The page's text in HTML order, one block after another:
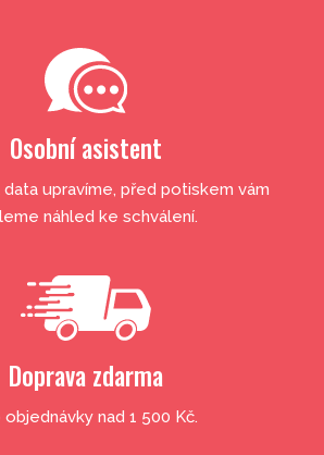
Osobní asistent
data upravíme, před potiskem vám
náhled ke schválení.
Doprava zdarma
objednávky nad 1 500 Kč.